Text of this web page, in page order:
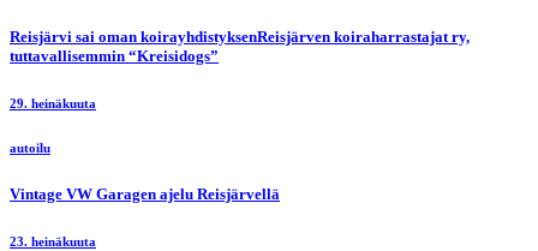
Reisjärvi sai oman koirayhdistyksenReisjärven koiraharrastajat ry,
tuttavallisemmin “Kreisidogs”
29. heinäkuuta
autoilu
Vintage VW Garagen ajelu Reisjärvellä
23. heinäkuuta